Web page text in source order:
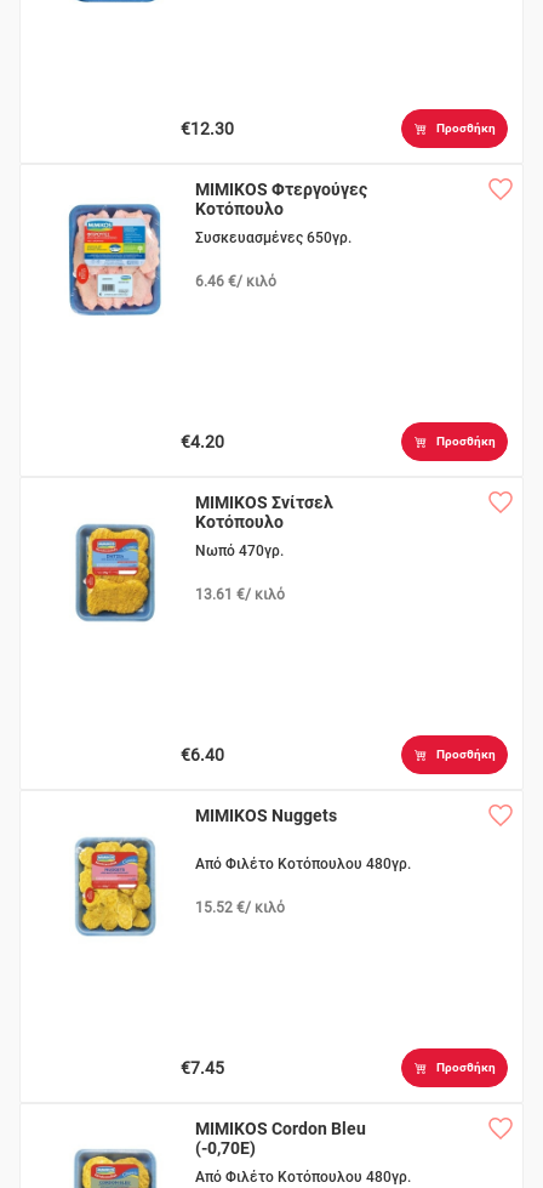
€12.30 Προσθήκη
MIMIKOS Φτεργούγες
Κοτόπουλο
Συσκευασμένες 650γρ.
6.46 €/ κιλό
€4.20 Προσθήκη
MIMIKOS Σνίτσελ
Κοτόπουλο
Νωπό 470γρ.
13.61 €/ κιλό
€6.40 Προσθήκη
MIMIKOS Nuggets
Από Φιλέτο Κοτόπουλου 480γρ.
15.52 €/ κιλό
€7.45 Προσθήκη
MIMIKOS Cordon Bleu
(-0,70Ε)
Από Φιλέτο Κοτόπουλου 480γρ.